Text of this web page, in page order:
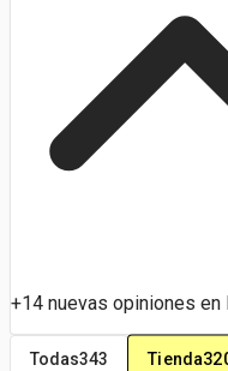
+14 nuevas opiniones
Todas343 Tienda